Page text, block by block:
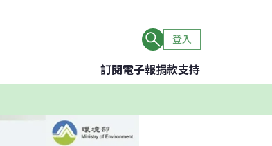
登入
訂閱電子報捐款支持